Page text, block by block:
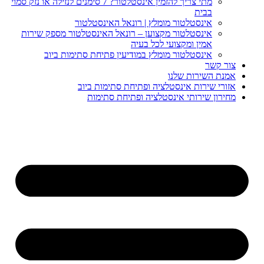
אינסטלטור מומלץ | רונאל האינסטלטור
אינסטלטור מקצוען – רונאל האינסטלטור מספק שירות
אמין ומקצועי לכל בעיה
אינסטלטור מומלץ במודיעין פתיחת סתימות ביוב
קשר
השירות שלנו
שירות אינסטלציה ופתיחת סתימות ביוב
שירותי אינסטלציה ופתיחת סתימות